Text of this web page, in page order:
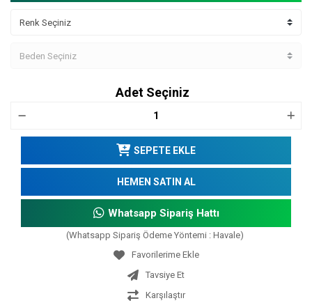
Adet Seçiniz
SEPETE EKLE
HEMEN SATIN AL
Whatsapp Sipariş Hattı
(Whatsapp Sipariş Ödeme Yöntemi : Havale)
Tavsiye Et
Karşılaştır